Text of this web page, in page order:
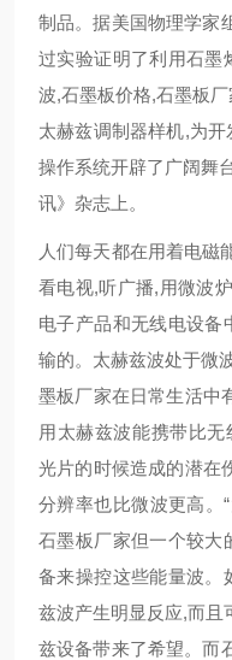
制品。据美国物理学家
过实验证明了利用石墨
波,石墨板价格,石墨板
太赫兹调制器样机,为
操作系统开辟了广阔舞
讯》杂志上。
人们每天都在用着电磁
看电视,听广播,用微波
电子产品和无线电设备
输的。太赫兹波处于微
墨板厂家在日常生活中
用太赫兹波能携带比
光片的时候造成的潜在
分辨率也比微波更高。
石墨板厂家但一个较大
备来操控这些能量波。
兹波产生明显反应,而且
兹设备带来了希望。而